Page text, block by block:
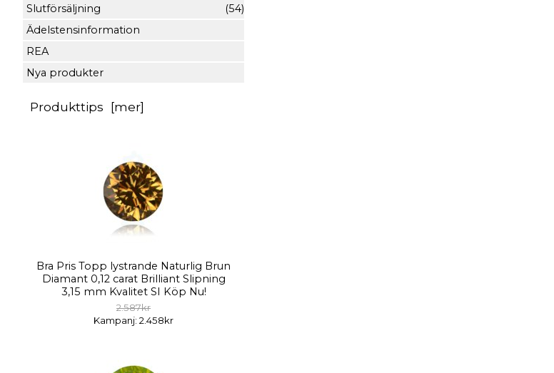
Slutförsäljning
(54)
Ädelstensinformation
REA
Nya produkter
Produkttips [mer]
Bra Pris Topp lystrande Naturlig Brun
Diamant 0,12 carat Brilliant Slipning
3,15 mm Kvalitet SI Köp Nu!
2.587kr
Kampanj: 2.458kr